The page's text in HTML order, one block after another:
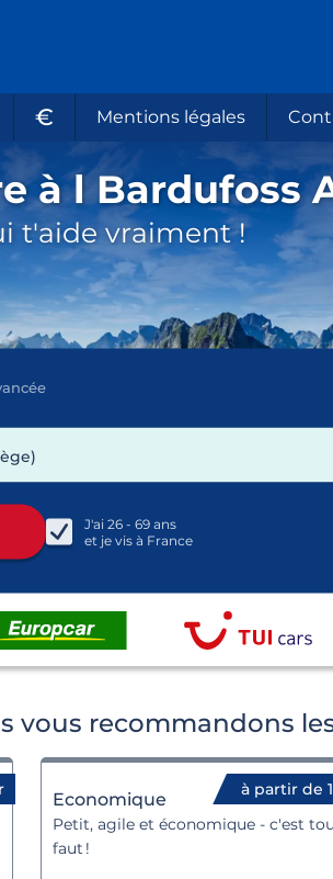
€ Mentions légales
à l Bardufoss
t'aide vraiment !
J'ai 26 - 69 ans
et je vis à France
vous recommandons
à partir de
Economique
Petit, agile et économique - c'est
faut !